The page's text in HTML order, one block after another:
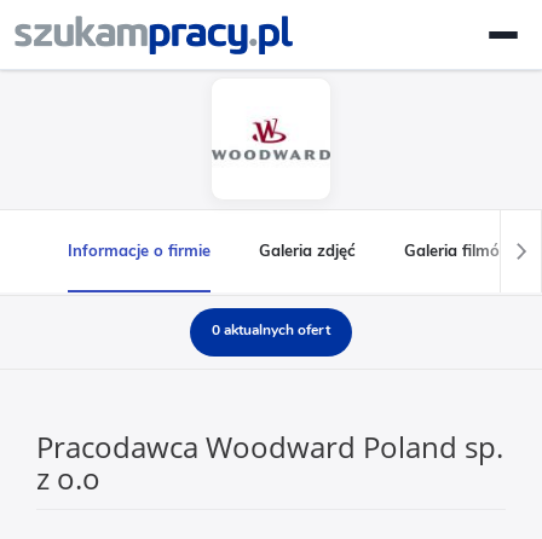
Informacje o firmie Galeria zdjęć Galeria filmów
0 aktualnych ofert
Pracodawca Woodward Poland sp.
z o.o